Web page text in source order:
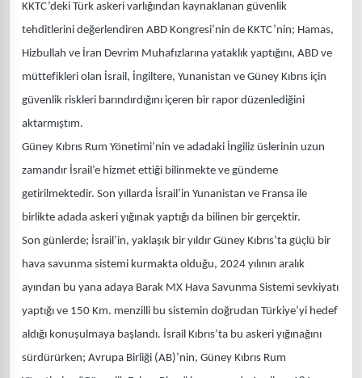
KKTC’deki Türk askeri varlığından kaynaklanan güvenlik
tehditlerini değerlendiren ABD Kongresi’nin de KKTC’nin; Hamas,
Hizbullah ve İran Devrim Muhafızlarına yataklık yaptığını, ABD ve
müttefikleri olan İsrail, İngiltere, Yunanistan ve Güney Kıbrıs için
güvenlik riskleri barındırdığını içeren bir rapor düzenlediğini
aktarmıştım.
Güney Kıbrıs Rum Yönetimi’nin ve adadaki İngiliz üslerinin uzun
zamandır İsrail’e hizmet ettiği bilinmekte ve gündeme
getirilmektedir. Son yıllarda İsrail’in Yunanistan ve Fransa ile
birlikte adada askeri yığınak yaptığı da bilinen bir gerçektir.
Son günlerde; İsrail’in, yaklaşık bir yıldır Güney Kıbrıs’ta güçlü bir
hava savunma sistemi kurmakta olduğu, 2024 yılının aralık
ayından bu yana adaya Barak MX Hava Savunma Sistemi sevkiyatı
yaptığı ve 150 Km. menzilli bu sistemin doğrudan Türkiye’yi hedef
aldığı konuşulmaya başlandı. İsrail Kıbrıs’ta bu askeri yığınağını
sürdürürken; Avrupa Birliği (AB)’nin, Güney Kıbrıs Rum